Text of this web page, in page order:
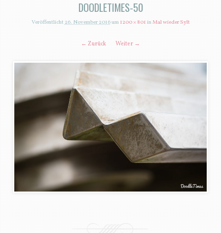
DOODLETIMES-50
Veröffentlicht26. November 2016um1200 × 801inMal wieder Sylt
← Zurück Weiter →